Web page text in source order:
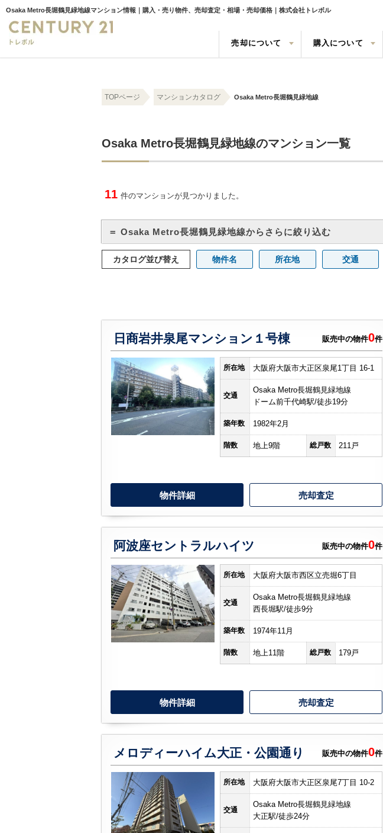
Osaka Metro長堀鶴見緑地線マンション情報｜購入・売り物件、売却査定・相場・売却価格｜株式会社トレボル
売却について
空き家 相続
購入について
町名検索 学区検索
TOPページ マンションカタログ Osaka Metro長堀鶴見緑地線
Osaka Metro長堀鶴見緑地線のマンション一覧
11 件のマンションが見つかりました。
＝ Osaka Metro長堀鶴見緑地線からさらに絞り込む
カタログ並び替え 物件名 所在地 交通
日商岩井泉尾マンション１号棟 販売中の物件0件
所在地 大阪府大阪市大正区泉尾1丁目 16-1
交通
Osaka Metro長堀鶴見緑地線
ドーム前千代崎駅/徒歩19分
築年数 1982年2月
階数 地上9階 総戸数 211戸
物件詳細 売却査定
阿波座セントラルハイツ 販売中の物件0件
所在地 大阪府大阪市西区立売堀6丁目
交通
Osaka Metro長堀鶴見緑地線
西長堀駅/徒歩9分
築年数 1974年11月
階数 地上11階 総戸数 179戸
物件詳細 売却査定
メロディーハイム大正・公園通り 販売中の物件0件
所在地 大阪府大阪市大正区泉尾7丁目 10-2
交通
Osaka Metro長堀鶴見緑地線
大正駅/徒歩24分